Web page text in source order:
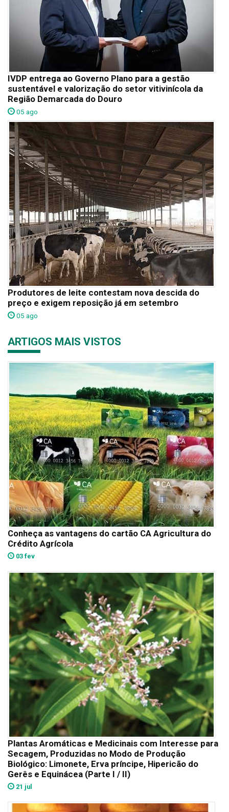
IVDP entrega ao Governo Plano para a gestão
sustentável e valorização do setor vitivinícola da
Região Demarcada do Douro
05 ago
Produtores de leite contestam nova descida do
preço e exigem reposição já em setembro
05 ago
ARTIGOS MAIS VISTOS
Conheça as vantagens do cartão CA Agricultura do
Crédito Agrícola
03 fev
Plantas Aromáticas e Medicinais com Interesse para
Secagem, Produzidas no Modo de Produção
Biológico: Limonete, Erva príncipe, Hipericão do
Gerês e Equinácea (Parte I / II)
21 jul